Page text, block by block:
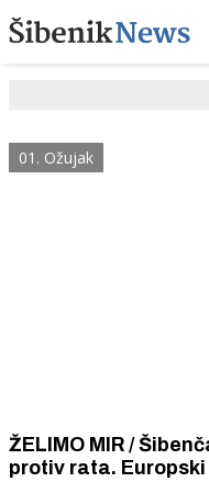
01. Ožujak
ŽELIMO MIR /
protiv rata.